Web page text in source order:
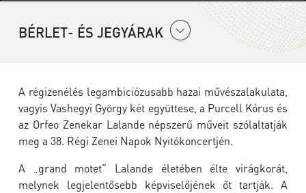
BÉRLET- ÉS JEGYÁRAK
A régizenélés legambiciózusabb hazai művészalakulata,
vagyis Vashegyi György két együttese, a Purcell Kórus és
az Orfeo Zenekar Lalande népszerű műveit szólaltatják
meg a 38. Régi Zenei Napok Nyitókoncertjén.
A „grand motet” Lalande életében élte virágkorát,
melynek legjelentősebb képviselőjének őt tartják. A